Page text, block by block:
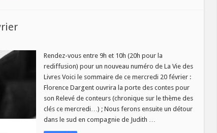
Rendez-vous entre 9h et 10h (20h pour la
rediffusion) pour un nouveau numéro de La Vie des
Livres Voici le sommaire de ce mercredi 20 février :
Florence Dargent ouvrira la porte des contes pour
son Relevé de conteurs (chronique sur le thème des
clés ce mercredi…) ; Nous ferons ensuite un détour
dans le sud en compagnie de Judith …